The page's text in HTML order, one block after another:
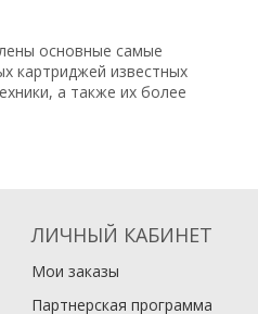
основные самые
картриджей известных
а также их более
ЛИЧНЫЙ КАБИНЕТ
Мои заказы
Партнерская программа